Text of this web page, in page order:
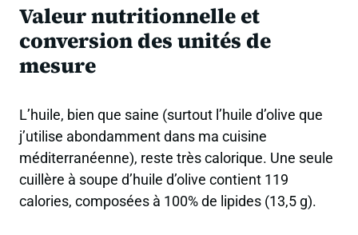
Valeur nutritionnelle et
conversion des unités de
mesure
L’huile, bien que saine (surtout l’huile d’olive que
j’utilise abondamment dans ma cuisine
méditerranéenne), reste très calorique. Une seule
cuillère à soupe d’huile d’olive contient 119
calories, composées à 100% de lipides (13,5 g).